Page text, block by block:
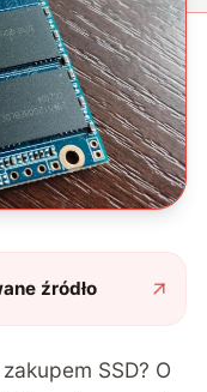
źródło
SSD? O